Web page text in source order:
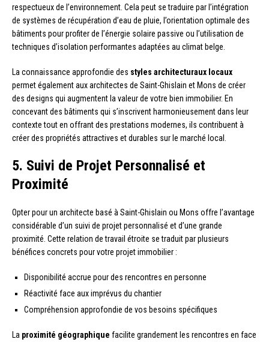
respectueux de l’environnement. Cela peut se traduire par l’intégration
de systèmes de récupération d’eau de pluie, l’orientation optimale des
bâtiments pour profiter de l’énergie solaire passive ou l’utilisation de
techniques d’isolation performantes adaptées au climat belge.
La connaissance approfondie des styles architecturaux locaux
permet également aux architectes de Saint-Ghislain et Mons de créer
des designs qui augmentent la valeur de votre bien immobilier. En
concevant des bâtiments qui s’inscrivent harmonieusement dans leur
contexte tout en offrant des prestations modernes, ils contribuent à
créer des propriétés attractives et durables sur le marché local.
5. Suivi de Projet Personnalisé et
Proximité
Opter pour un architecte basé à Saint-Ghislain ou Mons offre l’avantage
considérable d’un suivi de projet personnalisé et d’une grande
proximité. Cette relation de travail étroite se traduit par plusieurs
bénéfices concrets pour votre projet immobilier :
Disponibilité accrue pour des rencontres en personne
Réactivité face aux imprévus du chantier
Compréhension approfondie de vos besoins spécifiques
La proximité géographique facilite grandement les rencontres en face